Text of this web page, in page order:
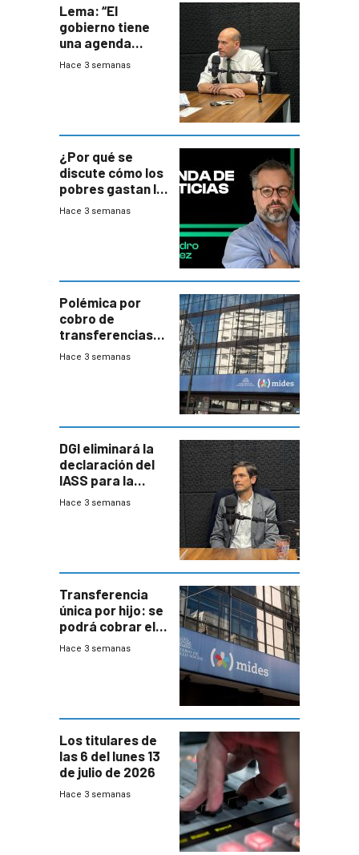
Lema: “El
gobierno tiene
una agenda
destructiva”
Hace 3 semanas
¿Por qué se
discute cómo los
pobres gastan la
plata?
Hace 3 semanas
Polémica por
cobro de
transferencias
del Mides en
Hace 3 semanas
DGI eliminará la
declaración del
IASS para la
mayoría de los
Hace 3 semanas
Transferencia
única por hijo: se
podrá cobrar el
100% en efectivo
Hace 3 semanas
Los titulares de
las 6 del lunes 13
de julio de 2026
Hace 3 semanas